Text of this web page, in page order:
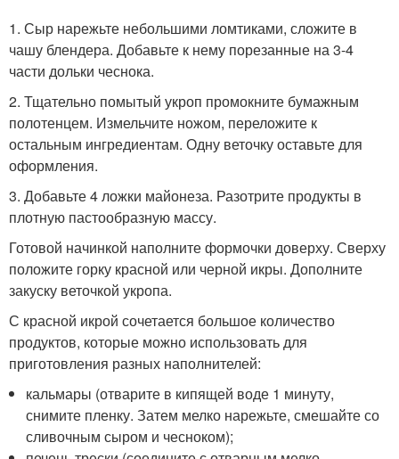
1. Сыр нарежьте небольшими ломтиками, сложите в
чашу блендера. Добавьте к нему порезанные на 3-4
части дольки чеснока.
2. Тщательно помытый укроп промокните бумажным
полотенцем. Измельчите ножом, переложите к
остальным ингредиентам. Одну веточку оставьте для
оформления.
3. Добавьте 4 ложки майонеза. Разотрите продукты в
плотную пастообразную массу.
Готовой начинкой наполните формочки доверху. Сверху
положите горку красной или черной икры. Дополните
закуску веточкой укропа.
С красной икрой сочетается большое количество
продуктов, которые можно использовать для
приготовления разных наполнителей:
кальмары (отварите в кипящей воде 1 минуту,
снимите пленку. Затем мелко нарежьте, смешайте со
сливочным сыром и чесноком);